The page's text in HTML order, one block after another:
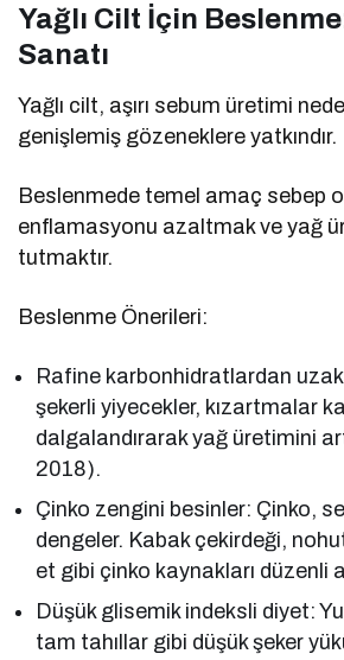
Yağlı Cilt İçin
Sanatı
Yağlı cilt, aşırı sebum üretimi
genişlemiş gözeneklere yatkındır.
Beslenmede temel amaç sebep
enflamasyonu azaltmak ve yağ
tutmaktır.
Beslenme Önerileri:
Rafine karbonhidratlardan
şekerli yiyecekler, kızartmalar
dalgalandırarak yağ üretimini
2018).
Çinko zengini besinler: Çinko,
dengeler. Kabak çekirdeği,
et gibi çinko kaynakları düzenli
Düşük glisemik indeksli diyet:
tam tahıllar gibi düşük şeker